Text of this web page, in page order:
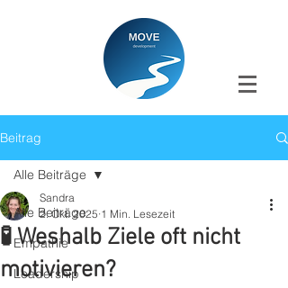
Beitrag
Alle Beiträge
Empathie
Leadership
Alle Beiträge
🧪 Weshalb Ziele oft nicht
motivieren?
Sandra
2. Okt. 2025 1 Min. Lesezeit